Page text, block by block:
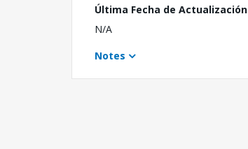
Última Fecha de Actualización
N/A
Notes